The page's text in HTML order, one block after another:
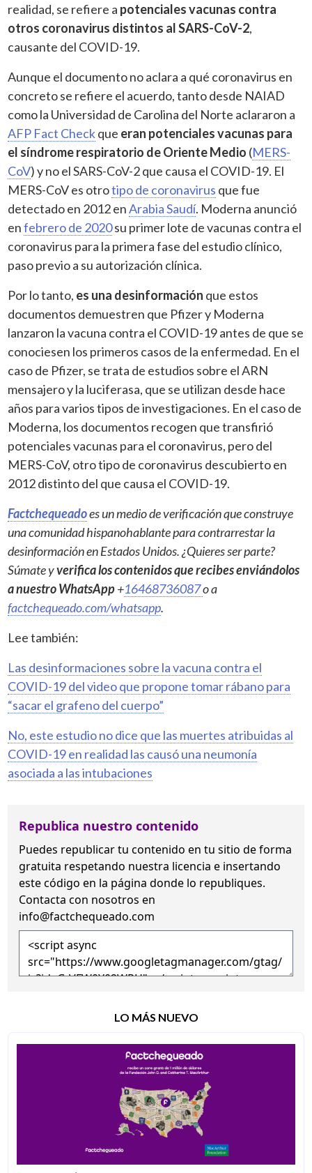
realidad, se refiere a potenciales vacunas contra
otros coronavirus distintos al SARS-CoV-2,
causante del COVID-19.
Aunque el documento no aclara a qué coronavirus en
concreto se refiere el acuerdo, tanto desde NAIAD
como la Universidad de Carolina del Norte aclararon a
AFP Fact Checkque eran potenciales vacunas para
el síndrome respiratorio de Oriente Medio (MERS-
CoV) y no el SARS-CoV-2 que causa el COVID-19. El
MERS-CoV es otrotipo de coronavirus que fue
detectado en 2012 enArabia Saudí. Moderna anunció
enfebrero de 2020su primer lote de vacunas contra el
coronavirus para la primera fase del estudio clínico,
paso previo a su autorización clínica.
Por lo tanto, es una desinformación que estos
documentos demuestren que Pfizer y Moderna
lanzaron la vacuna contra el COVID-19 antes de que se
conociesen los primeros casos de la enfermedad. En el
caso de Pfizer, se trata de estudios sobre el ARN
mensajero y la luciferasa, que se utilizan desde hace
años para varios tipos de investigaciones. En el caso de
Moderna, los documentos recogen que transfirió
potenciales vacunas para el coronavirus, pero del
MERS-CoV, otro tipo de coronavirus descubierto en
2012 distinto del que causa el COVID-19.
Factchequeadoes un medio de verificación que construye
una comunidad hispanohablante para contrarrestar la
desinformación en Estados Unidos. ¿Quieres ser parte?
Súmate yverifica los contenidos que recibes enviándolos
a nuestro WhatsApp+16468736087o a
factchequeado.com/whatsapp.
Lee también:
Las desinformaciones sobre la vacuna contra el
COVID-19 del video que propone tomar rábano para
“sacar el grafeno del cuerpo”
No, este estudio no dice que las muertes atribuidas al
COVID-19 en realidad las causó una neumonía
asociada a las intubaciones
Republica nuestro contenido
Puedes republicar tu contenido en tu sitio de forma
gratuita respetando nuestra licencia e insertando
este código en la página donde lo republiques.
Contacta con nosotros en
info@factchequeado.com
LO MÁS NUEVO